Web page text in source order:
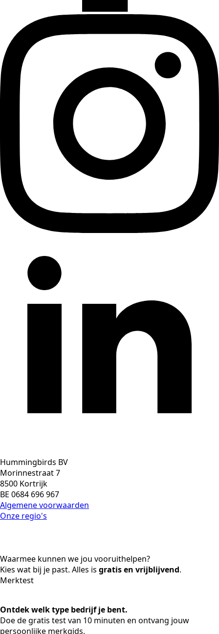
Hummingbirds BV
Morinnestraat 7
8500 Kortrijk
BE 0684 696 967
Algemene voorwaarden
Onze regio's
Waarmee kunnen we jou vooruithelpen?
Kies wat bij je past. Alles is gratis en vrijblijvend.
Merktest
Ontdek welk type bedrijf je bent.
Doe de gratis test van 10 minuten en ontvang jouw
persoonlijke merkgids.